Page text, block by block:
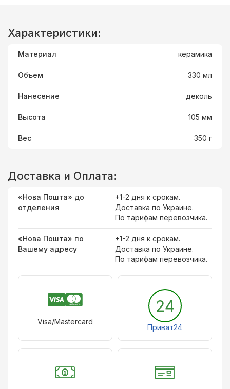
Характеристики:
Материал керамика
Объем 330 мл
Нанесение деколь
Высота 105 мм
Вес 350 г
Доставка и Оплата:
«Нова Пошта» до
отделения
+1-2 дня к срокам.
Доставка по Украине.
По тарифам перевозчика.
«Нова Пошта» по
Вашему адресу
+1-2 дня к срокам.
Доставка по Украине.
По тарифам перевозчика.
Visa/Mastercard
24
Приват24